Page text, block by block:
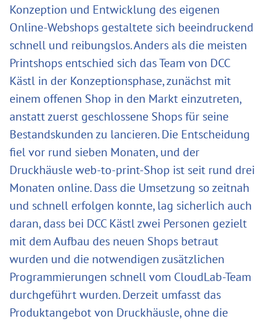
Konzeption und Entwicklung des eigenen
Online-Webshops gestaltete sich beeindruckend
schnell und reibungslos. Anders als die meisten
Printshops entschied sich das Team von DCC
Kästl in der Konzeptionsphase, zunächst mit
einem offenen Shop in den Markt einzutreten,
anstatt zuerst geschlossene Shops für seine
Bestandskunden zu lancieren. Die Entscheidung
fiel vor rund sieben Monaten, und der
Druckhäusle web-to-print-Shop ist seit rund drei
Monaten online. Dass die Umsetzung so zeitnah
und schnell erfolgen konnte, lag sicherlich auch
daran, dass bei DCC Kästl zwei Personen gezielt
mit dem Aufbau des neuen Shops betraut
wurden und die notwendigen zusätzlichen
Programmierungen schnell vom CloudLab-Team
durchgeführt wurden. Derzeit umfasst das
Produktangebot von Druckhäusle, ohne die